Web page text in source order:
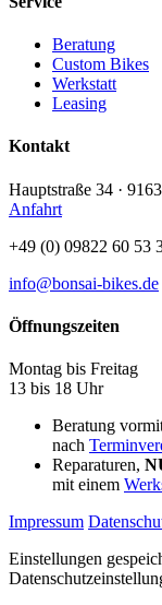
Beratung
Custom Bikes
Werkstatt
Leasing
Kontakt
Hauptstraße 34 ·
Anfahrt
+49 (0) 09822 60 53
info@bonsai-bikes.de
Öffnungszeiten
Montag bis Freitag
13 bis 18 Uhr
Beratung
nach
Reparaturen,
mit einem
Impressum
Einstellungen